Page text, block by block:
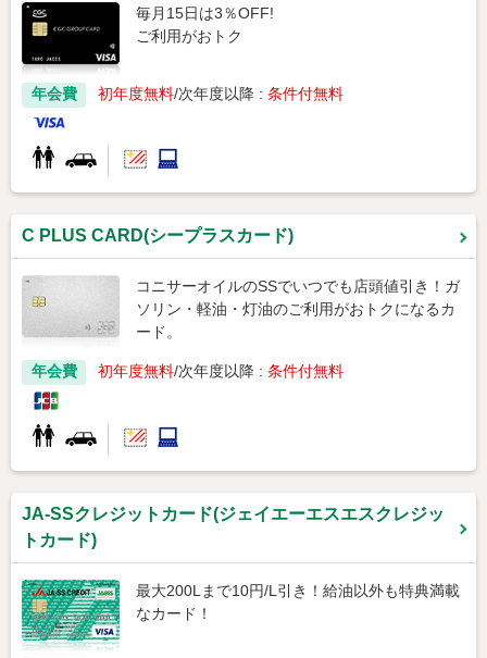
毎月15日は3％OFF!
ご利用がおトク
年会費 初年度無料 次年度以降 : 条件付無料
C PLUS CARD(シープラスカード)
コニサーオイルのSSでいつでも店頭値引き！ガ
ソリン・軽油・灯油のご利用がおトクになるカ
ード。
年会費 初年度無料 次年度以降 : 条件付無料
JA-SSクレジットカード(ジェイエーエスエスクレジッ
トカード)
最大200Lまで10円/L引き！給油以外も特典満載
なカード！